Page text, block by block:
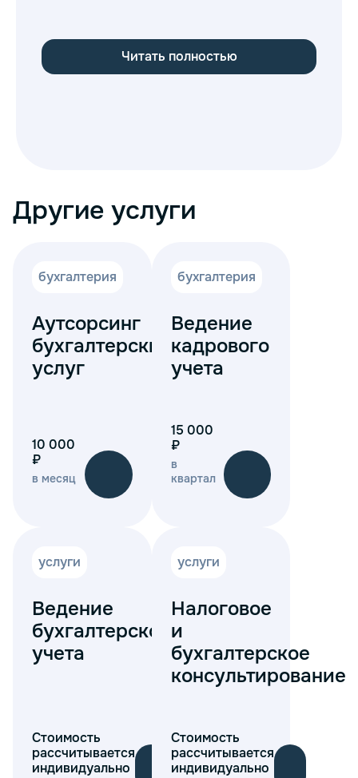
Читать полностью
Другие услуги
бухгалтерия
Аутсорсинг
бухгалтерских
услуг
10 000
₽
в месяц
бухгалтерия
Ведение
кадрового
учета
15 000
₽
в
квартал
услуги
Ведение
бухгалтерского
учета
Стоимость
рассчитывается
индивидуально
услуги
Налоговое
и
бухгалтерское
консультирование
Стоимость
рассчитывается
индивидуально